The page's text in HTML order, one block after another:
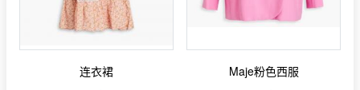
连衣裙
Maje粉色西服